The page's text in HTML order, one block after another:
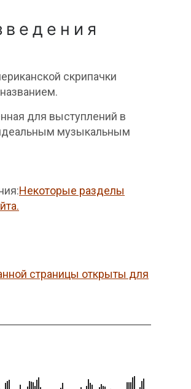
скрипачки
для выступлений в
идеальным музыкальным
Некоторые разделы
страницы открыты для